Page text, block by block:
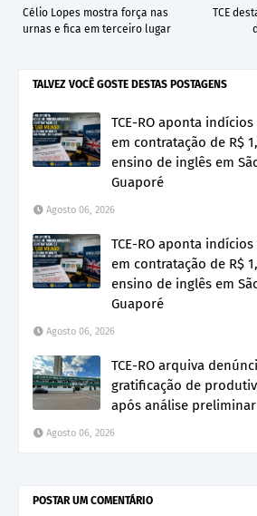
TCE
Célio Lopes mostra força nas
urnas e fica em terceiro lugar
TALVEZ VOCÊ GOSTE DESTAS POSTAGENS
TCE-RO aponta
em contratação de R$
ensino de inglês em
Guaporé
Agosto 06, 2026
TCE-RO aponta
em contratação de R$
ensino de inglês em
Guaporé
Agosto 06, 2026
TCE-RO arquiva
gratificação de
após análise preliminar
Agosto 06, 2026
POSTAR UM COMENTÁRIO